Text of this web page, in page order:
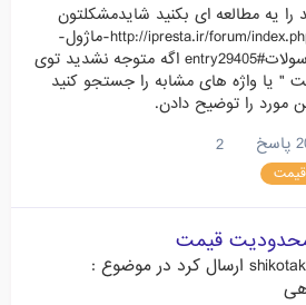
پست 19 به بعد را یه مطالعه ای بکنید شایدمشکلتون
حل بشه .: http://ipresta.ir/forum/index.php?/topic/1882-ماژول-
محاسبه-هزينه-پست-مرسولات#entry29405 اگه متوجه نشدید توی
" یا واژه های مشابه را جستجو کنید
مورد را توضیح دادن.
2
قیمت
shikotak ارسال کرد در موضوع :